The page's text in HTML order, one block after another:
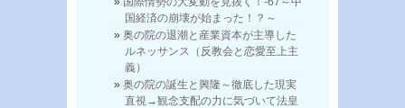
国経済の崩壊が始まった！？～
奥の院の退潮と産業資本が主導した
ルネッサンス（反教会と恋愛至上主
義）
奥の院の誕生と興隆～徹底した現実
直視→観念支配の力に気づいて法皇